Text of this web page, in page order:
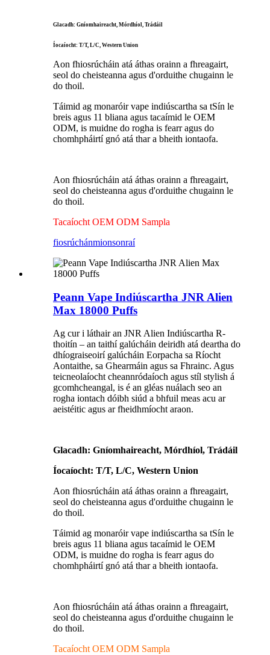
Glacadh: Gníomhaireacht, Mórdhíol, Trádáil
Íocaíocht: T/T, L/C, Western Union
Aon fhiosrúcháin atá áthas orainn a fhreagairt,
seol do cheisteanna agus d'orduithe chugainn le
do thoil.
Táimid ag monaróir vape indiúscartha sa tSín le
breis agus 11 bliana agus tacaímid le OEM
ODM, is muidne do rogha is fearr agus do
chomhpháirtí gnó atá thar a bheith iontaofa.
Aon fhiosrúcháin atá áthas orainn a fhreagairt,
seol do cheisteanna agus d'orduithe chugainn le
do thoil.
Tacaíocht OEM ODM Sampla
fiosrúchánmionsonraí
Peann Vape Indiúscartha JNR Alien
Max 18000 Puffs
Ag cur i láthair an JNR Alien Indiúscartha R-
thoitín – an taithí galúcháin deiridh atá deartha do
dhíograiseoirí galúcháin Eorpacha sa Ríocht
Aontaithe, sa Ghearmáin agus sa Fhrainc. Agus
teicneolaíocht cheannródaíoch agus stíl stylish á
gcomhcheangal, is é an gléas nuálach seo an
rogha iontach dóibh siúd a bhfuil meas acu ar
aeistéitic agus ar fheidhmíocht araon.
Glacadh: Gníomhaireacht, Mórdhíol, Trádáil
Íocaíocht: T/T, L/C, Western Union
Aon fhiosrúcháin atá áthas orainn a fhreagairt,
seol do cheisteanna agus d'orduithe chugainn le
do thoil.
Táimid ag monaróir vape indiúscartha sa tSín le
breis agus 11 bliana agus tacaímid le OEM
ODM, is muidne do rogha is fearr agus do
chomhpháirtí gnó atá thar a bheith iontaofa.
Aon fhiosrúcháin atá áthas orainn a fhreagairt,
seol do cheisteanna agus d'orduithe chugainn le
do thoil.
Tacaíocht OEM ODM Sampla